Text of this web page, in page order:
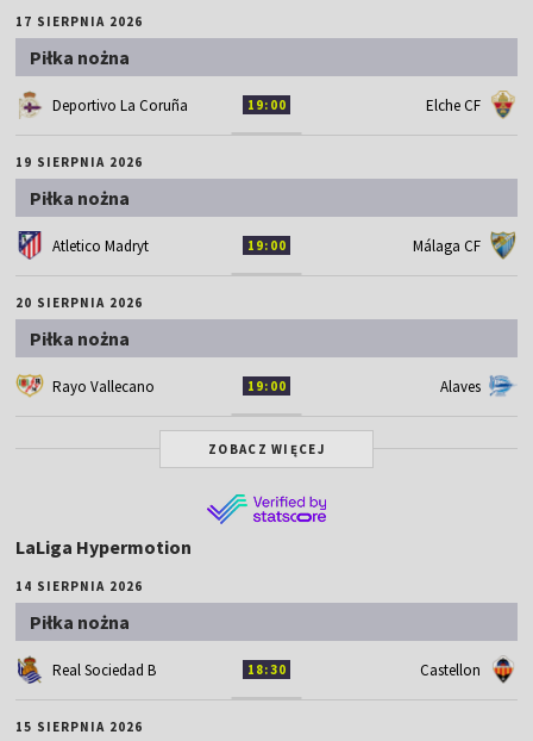
17 SIERPNIA 2026
Piłka nożna
Deportivo La Coruña 19:00 Elche CF
19 SIERPNIA 2026
Piłka nożna
Atletico Madryt 19:00 Málaga CF
20 SIERPNIA 2026
Piłka nożna
Rayo Vallecano 19:00 Alaves
ZOBACZ WIĘCEJ
LaLiga Hypermotion
14 SIERPNIA 2026
Piłka nożna
Real Sociedad B 18:30 Castellon
15 SIERPNIA 2026